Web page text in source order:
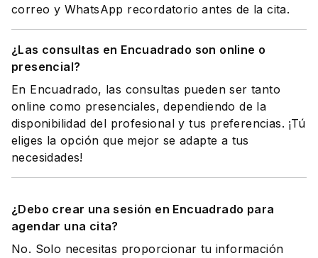
correo y WhatsApp recordatorio antes de la cita.
¿Las consultas en Encuadrado son online o
presencial?
En Encuadrado, las consultas pueden ser tanto
online como presenciales, dependiendo de la
disponibilidad del profesional y tus preferencias. ¡Tú
eliges la opción que mejor se adapte a tus
necesidades!
¿Debo crear una sesión en Encuadrado para
agendar una cita?
No. Solo necesitas proporcionar tu información